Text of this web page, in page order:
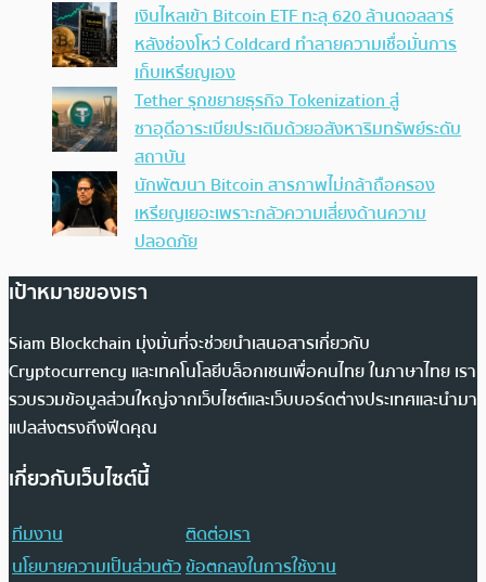
เงินไหลเข้า Bitcoin ETF ทะลุ 620 ล้านดอลลาร์
หลังช่องโหว่ Coldcard ทำลายความเชื่อมั่นการ
เก็บเหรียญเอง
Tether รุกขยายธุรกิจ Tokenization สู่
ซาอุดีอาระเบียประเดิมด้วยอสังหาริมทรัพย์ระดับ
สถาบัน
นักพัฒนา Bitcoin สารภาพไม่กล้าถือครอง
เหรียญเยอะเพราะกลัวความเสี่ยงด้านความ
ปลอดภัย
เป้าหมายของเรา
Siam Blockchain มุ่งมั่นที่จะช่วยนำเสนอสารเกี่ยวกับ
Cryptocurrency และเทคโนโลยีบล็อกเชนเพื่อคนไทย ในภาษาไทย เรา
รวบรวมข้อมูลส่วนใหญ่จากเว็บไซต์และเว็บบอร์ดต่างประเทศและนำมา
แปลส่งตรงถึงฟีดคุณ
เกี่ยวกับเว็บไซต์นี้
ทีมงาน
ติดต่อเรา
นโยบายความเป็นส่วนตัวข้อตกลงในการใช้งาน